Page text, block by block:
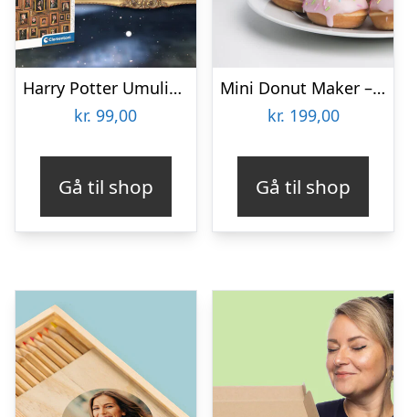
Harry Potter Umulig Puslespil
kr. 99,00
Gå til shop
Mini Donut Maker – KitchPro
kr. 199,00
Gå til shop